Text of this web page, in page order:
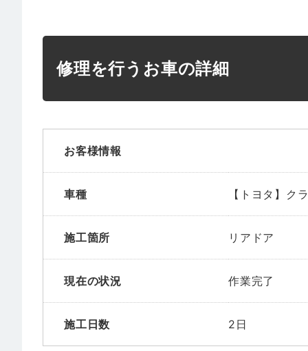
修理を行うお車の詳細
お客様情報
車種 【トヨタ】ク
施工箇所 リアドア
現在の状況 作業完了
施工日数 2日